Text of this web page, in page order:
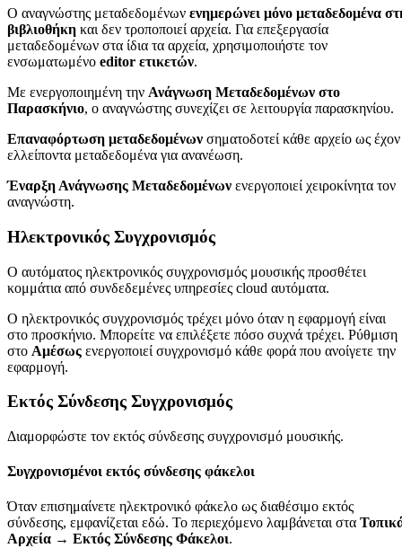
Ο αναγνώστης μεταδεδομένων ενημερώνει μόνο μεταδεδομένα
βιβλιοθήκη και δεν τροποποιεί αρχεία. Για επεξεργασία
μεταδεδομένων στα ίδια τα αρχεία, χρησιμοποιήστε τον
ενσωματωμένο editor ετικετών.
Με ενεργοποιημένη την Ανάγνωση Μεταδεδομένων στο
Παρασκήνιο, ο αναγνώστης συνεχίζει σε λειτουργία παρασκηνίου.
Επαναφόρτωση μεταδεδομένων σηματοδοτεί κάθε αρχείο ως έχον
ελλείποντα μεταδεδομένα για ανανέωση.
Έναρξη Ανάγνωσης Μεταδεδομένων ενεργοποιεί χειροκίνητα τον
αναγνώστη.
Ηλεκτρονικός Συγχρονισμός
Ο αυτόματος ηλεκτρονικός συγχρονισμός μουσικής προσθέτει
κομμάτια από συνδεδεμένες υπηρεσίες cloud αυτόματα.
Ο ηλεκτρονικός συγχρονισμός τρέχει μόνο όταν η εφαρμογή είναι
στο προσκήνιο. Μπορείτε να επιλέξετε πόσο συχνά τρέχει. Ρύθμιση
στο Αμέσως ενεργοποιεί συγχρονισμό κάθε φορά που ανοίγετε την
εφαρμογή.
Εκτός Σύνδεσης Συγχρονισμός
Διαμορφώστε τον εκτός σύνδεσης συγχρονισμό μουσικής.
Συγχρονισμένοι εκτός σύνδεσης φάκελοι
Όταν επισημαίνετε ηλεκτρονικό φάκελο ως διαθέσιμο εκτός
σύνδεσης, εμφανίζεται εδώ. Το περιεχόμενο λαμβάνεται στα
Αρχεία → Εκτός Σύνδεσης Φάκελοι.